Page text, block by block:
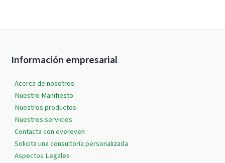
Información empresarial
Acerca de nosotros
Nuestro Manifiesto
Nuestros productos
Nuestros servicios
Contacta con evereven
Solicita una consultoría personalizada
Aspectos Legales